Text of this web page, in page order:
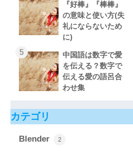
『好棒』『棒棒』
の意味と使い方(失
礼にならないため
に)
5
中国語は数字で愛
を伝える？数字で
伝える愛の語呂合
わせ集
カテゴリ
Blender 2